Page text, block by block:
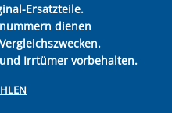
Ersatzteile.
dienen
Irrtümer vorbehalten.